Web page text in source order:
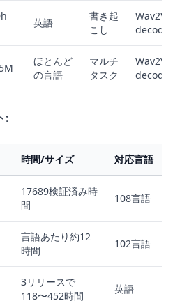
英語
書き起
こし
decoder
ほとんど
の言語
マルチ
タスク
decoder
:
時間/サイズ 対応言語
17689検証済み時
間
108言語
言語あたり約12
時間
102言語
3リリースで
118〜452時間
英語